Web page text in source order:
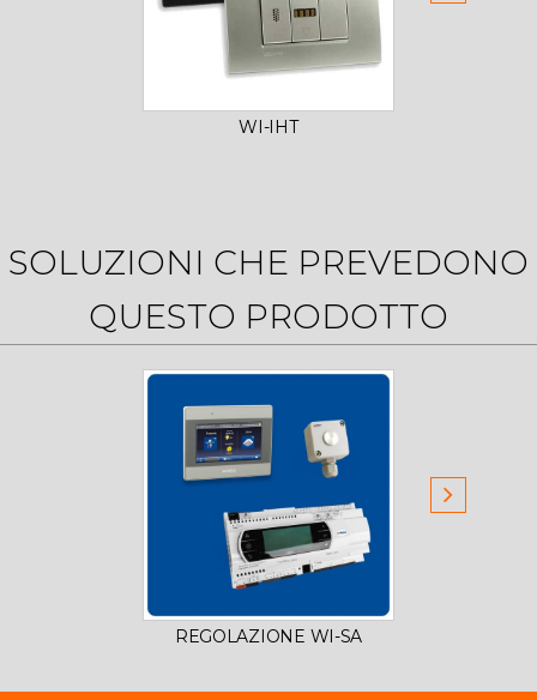
WI-IHT
SOLUZIONI CHE PREVEDONO
QUESTO PRODOTTO
REGOLAZIONE WI-SA